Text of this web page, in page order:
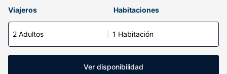
Viajeros Habitaciones
2 Adultos 1 Habitación
Ver disponibilidad